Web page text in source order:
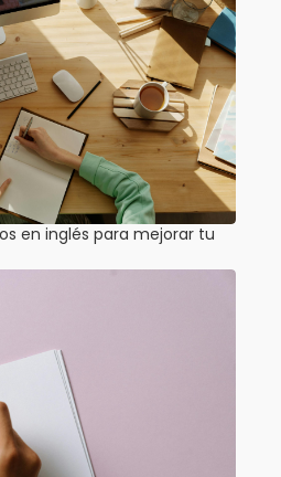
en inglés para mejorar tu